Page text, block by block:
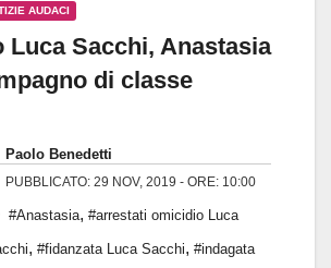
AUDACI
Luca Sacchi, Anastasia
di classe
Paolo Benedetti
PUBBLICATO: 29 NOV, 2019 - ORE: 10:00
#Anastasia, #arrestati omicidio Luca
, #fidanzata Luca Sacchi, #indagata